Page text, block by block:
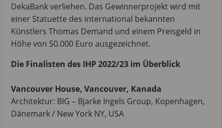
DekaBank verliehen. Das Gewinnerprojekt wird mit
einer Statuette des international bekannten
Künstlers Thomas Demand und einem Preisgeld in
Höhe von 50.000 Euro ausgezeichnet.
Die Finalisten des IHP 2022/23 im Überblick
Vancouver House, Vancouver, Kanada
Architektur: BIG – Bjarke Ingels Group, Kopenhagen,
Dänemark / New York NY, USA